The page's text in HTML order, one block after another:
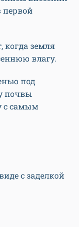
первой
когда земля
влагу.
под
почвы
с самым
с заделкой